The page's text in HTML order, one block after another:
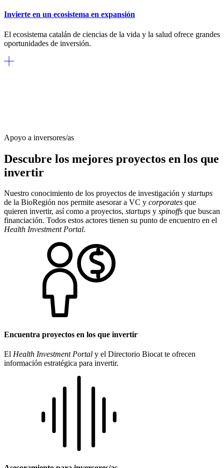
Invierte en un ecosistema en expansión
El ecosistema catalán de ciencias de la vida y la salud ofrece grandes
oportunidades de inversión.
Apoyo a inversores/as
Descubre los mejores proyectos en los que
invertir
Nuestro conocimiento de los proyectos de investigación y startups
de la BioRegión nos permite asesorar a VC y corporates que
quieren invertir, así como a proyectos, startups y spinoffs que buscan
financiación. Todos estos actores tienen su punto de encuentro en el
Health Investment Portal.
Encuentra proyectos en los que invertir
El Health Investment Portal y el Directorio Biocat te ofrecen
información estratégica para invertir.